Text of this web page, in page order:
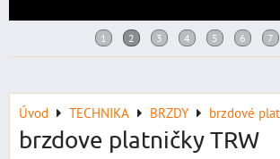
Úvod TECHNIKA BRZDY brzdové
brzdove platničky TRW